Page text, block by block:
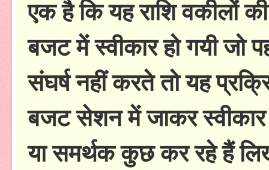
एक है कि यह राशि वकीलों
बजट में स्वीकार हो गयी जो
संघर्ष नहीं करते तो यह
बजट सेशन में जाकर
या समर्थक कुछ कर रहे हैं